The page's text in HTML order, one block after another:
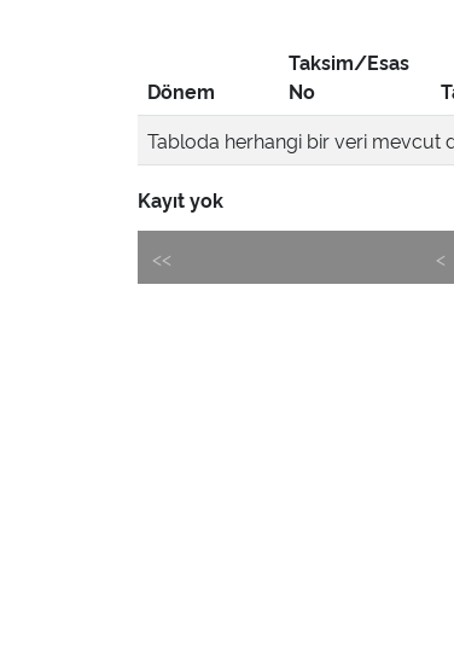
Dönem
Taksim/Esas
No
Tabloda herhangi bir veri mevcut
Kayıt yok
<< <